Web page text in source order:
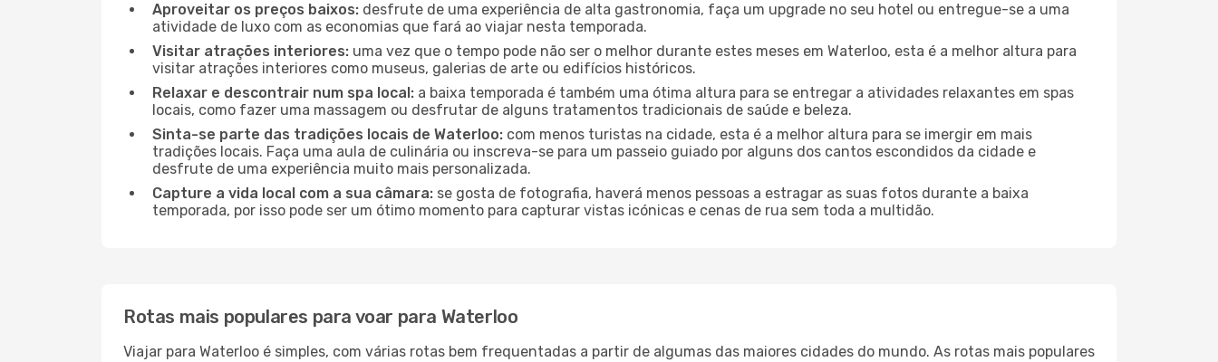
Aproveitar os preços baixos: desfrute de uma experiência de alta gastronomia, faça um upgrade no seu hotel ou entregue-se a uma
atividade de luxo com as economias que fará ao viajar nesta temporada.
Visitar atrações interiores: uma vez que o tempo pode não ser o melhor durante estes meses em Waterloo, esta é a melhor altura para
visitar atrações interiores como museus, galerias de arte ou edifícios históricos.
Relaxar e descontrair num spa local: a baixa temporada é também uma ótima altura para se entregar a atividades relaxantes em spas
locais, como fazer uma massagem ou desfrutar de alguns tratamentos tradicionais de saúde e beleza.
Sinta-se parte das tradições locais de Waterloo: com menos turistas na cidade, esta é a melhor altura para se imergir em mais
tradições locais. Faça uma aula de culinária ou inscreva-se para um passeio guiado por alguns dos cantos escondidos da cidade e
desfrute de uma experiência muito mais personalizada.
Capture a vida local com a sua câmara: se gosta de fotografia, haverá menos pessoas a estragar as suas fotos durante a baixa
temporada, por isso pode ser um ótimo momento para capturar vistas icónicas e cenas de rua sem toda a multidão.
Rotas mais populares para voar para Waterloo
Viajar para Waterloo é simples, com várias rotas bem frequentadas a partir de algumas das maiores cidades do mundo. As rotas mais populares